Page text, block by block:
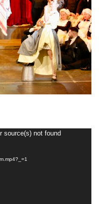
source(s) not found